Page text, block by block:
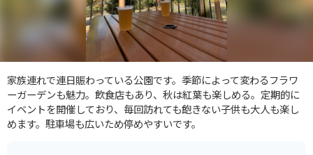
家族連れで連日賑わっている公園です。季節によって変わるフラワ
ーガーデンも魅力。飲食店もあり、秋は紅葉も楽しめる。定期的に
イベントを開催しており、毎回訪れても飽きない子供も大人も楽し
めます。駐車場も広いため停めやすいです。